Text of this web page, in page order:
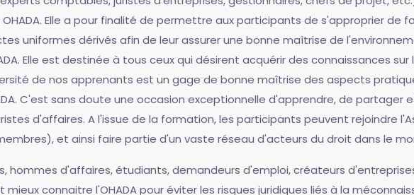
Elle a pour finalité de permettre aux participants de s'approprier de
uniformes dérivés afin de leur assurer une bonne maîtrise de
Elle est destinée à tous ceux qui désirent acquérir des connaissances sur
de nos apprenants est un gage de bonne maîtrise des aspects
C'est sans doute une occasion exceptionnelle d'apprendre, de partager
d'affaires. A l'issue de la formation, les participants peuvent rejoindre
et ainsi faire partie d'un vaste réseau d'acteurs du droit dans le
hommes d'affaires, étudiants, demandeurs d'emploi, créateurs
connaitre l'OHADA pour éviter les risques juridiques liés à la